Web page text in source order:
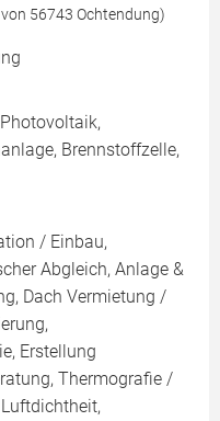
56743 Ochtendung)
Brennstoffzelle,
/ Einbau,
Abgleich, Anlage &
Dach Vermietung /
Erstellung
Thermografie /